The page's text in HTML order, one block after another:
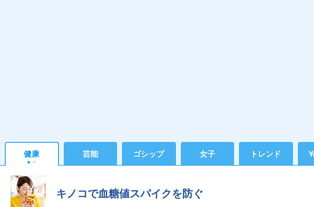
健康 芸能 ゴシップ 女子 トレンド
キノコで血糖値スパイクを防ぐ